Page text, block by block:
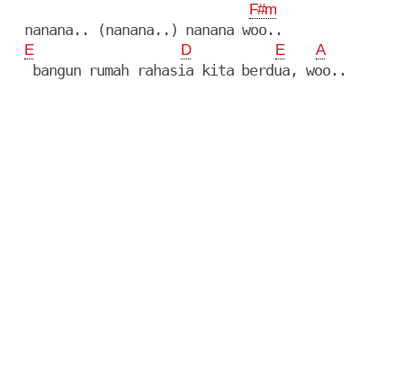
F#m
  nanana.. (nanana..) nanana woo..
E D E A